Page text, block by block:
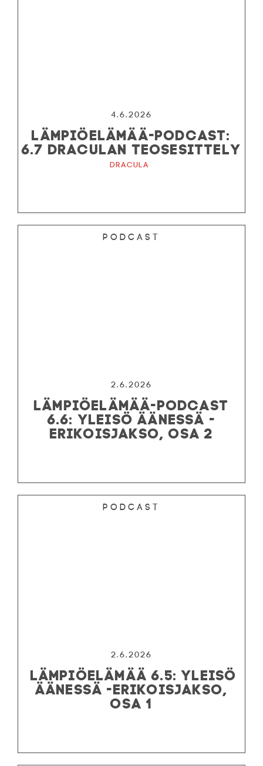
4.6.2026
LÄMPIÖELÄMÄÄ-PODCAST:
6.7 DRACULAN TEOSESITTELY
Dracula
Podcast
2.6.2026
LÄMPIÖELÄMÄÄ-PODCAST
6.6: YLEISÖ ÄÄNESSÄ -
ERIKOISJAKSO, OSA 2
Podcast
2.6.2026
LÄMPIÖELÄMÄÄ 6.5: YLEISÖ
ÄÄNESSÄ -ERIKOISJAKSO,
OSA 1